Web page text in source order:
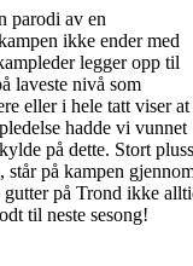
parodi av en
ikke ender med
legger opp til
laveste nivå som
eller i hele tatt viser at
hadde vi vunnet
på dette. Stort pluss
står på kampen
på Trond ikke
til neste sesong!